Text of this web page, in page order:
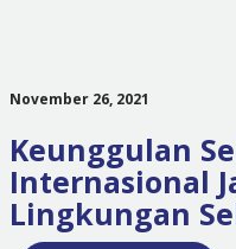
November 26, 2021
Keunggulan
Internasional
Lingkungan